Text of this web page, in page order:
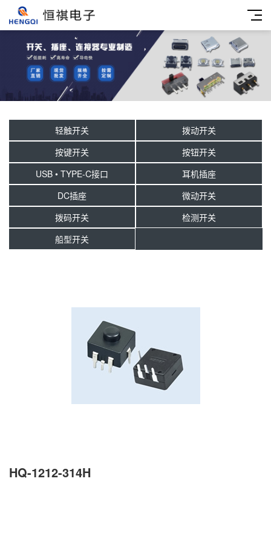
轻触开关
拨动开关
按键开关
按钮开关
USB • TYPE-C接口
耳机插座
DC插座
微动开关
拨码开关
检测开关
船型开关
HQ-1212-314H